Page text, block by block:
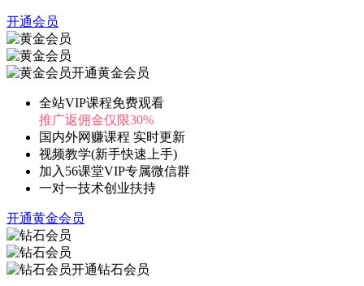
开通会员
开通黄金会员
全站VIP课程免费观看
推广返佣金仅限30%
国内外网赚课程 实时更新
视频教学(新手快速上手)
加入56课堂VIP专属微信群
一对一技术创业扶持
开通黄金会员
开通钻石会员